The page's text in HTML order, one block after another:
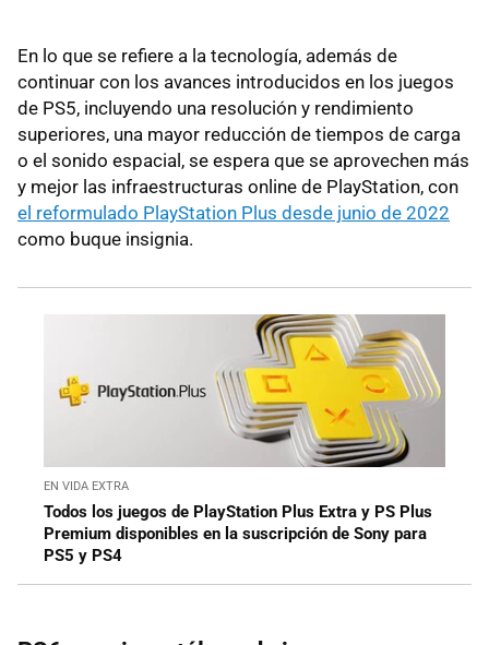
En lo que se refiere a la tecnología, además de
continuar con los avances introducidos en los juegos
de PS5, incluyendo una resolución y rendimiento
superiores, una mayor reducción de tiempos de carga
o el sonido espacial, se espera que se aprovechen más
y mejor las infraestructuras online de PlayStation, con
el reformulado PlayStation Plus desde junio de 2022
como buque insignia.
EN VIDA EXTRA
Todos los juegos de PlayStation Plus Extra y PS Plus
Premium disponibles en la suscripción de Sony para
PS5 y PS4